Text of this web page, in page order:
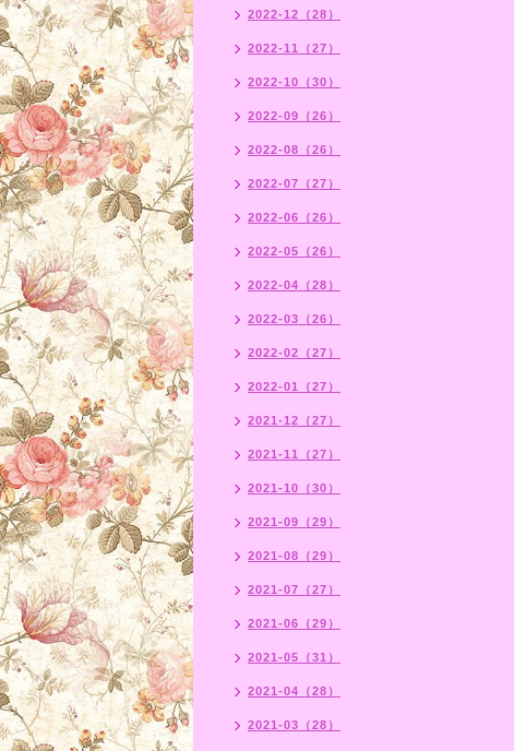
2022-12（28）
2022-11（27）
2022-10（30）
2022-09（26）
2022-08（26）
2022-07（27）
2022-06（26）
2022-05（26）
2022-04（28）
2022-03（26）
2022-02（27）
2022-01（27）
2021-12（27）
2021-11（27）
2021-10（30）
2021-09（29）
2021-08（29）
2021-07（27）
2021-06（29）
2021-05（31）
2021-04（28）
2021-03（28）